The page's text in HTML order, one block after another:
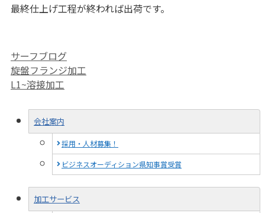
最終仕上げ工程が終われば出荷です。
カ
テ
ゴ
サーフブログ
旋盤フランジ加工
L1~溶接加工
会社案内
採用・人材募集！
ビジネスオーディション県知事賞受賞
加工サービス